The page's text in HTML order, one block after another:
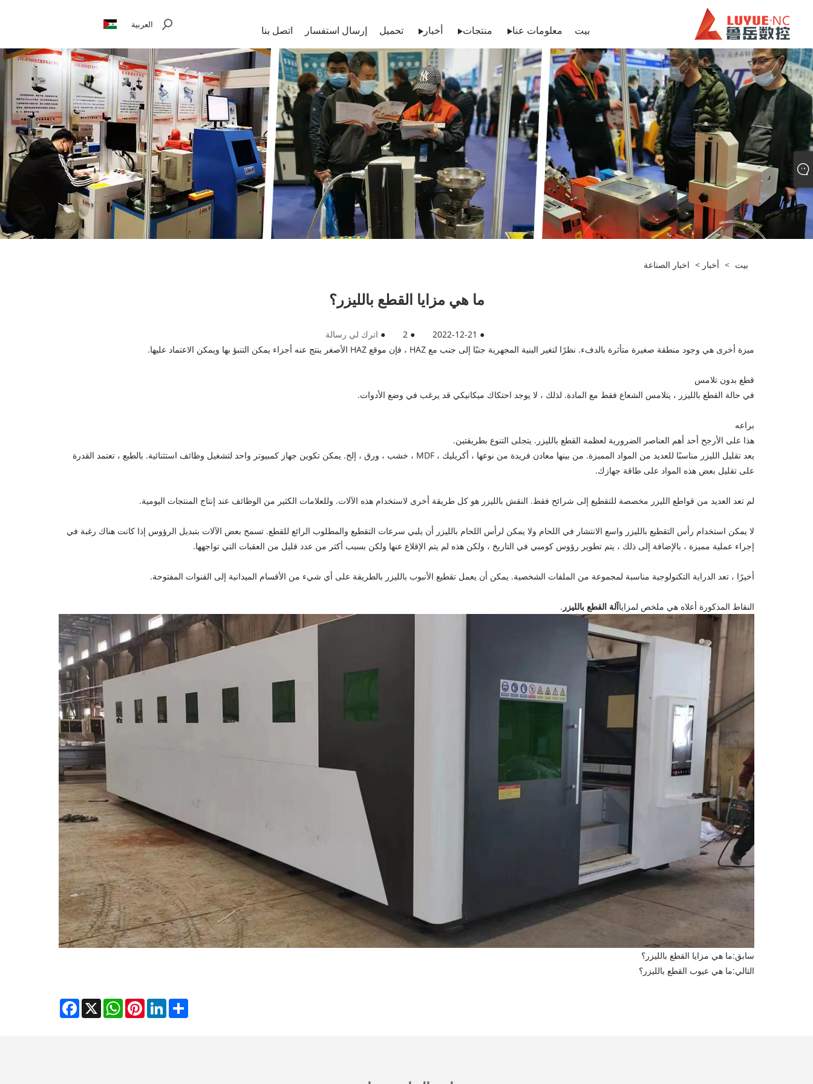
بيت معلومات عنا منتجات أخبار تحميل إرسال استفسار اتصل بنا العربية
بيت > أخبار > اخبار الصناعة
ما هي مزايا القطع بالليزر؟
●
2022-12-21
●
2
● اترك لي رسالة
ميزة أخرى هي وجود منطقة صغيرة متأثرة بالدفء. نظرًا لتغير البنية المجهرية جنبًا إلى جنب مع HAZ ، فإن موقع HAZ الأصغر ينتج عنه أجزاء يمكن التنبؤ بها ويمكن الاعتماد عليها.
قطع بدون تلامس
في حالة القطع بالليزر ، يتلامس الشعاع فقط مع المادة. لذلك ، لا يوجد احتكاك ميكانيكي قد يرغب في وضع الأدوات.
براعه
هذا على الأرجح أحد أهم العناصر الضرورية لعظمة القطع بالليزر. يتجلى التنوع بطريقتين.
يعد تقليل الليزر مناسبًا للعديد من المواد المميزة. من بينها معادن فريدة من نوعها ، أكريليك ، MDF ، خشب ، ورق ، إلخ. يمكن تكوين جهاز كمبيوتر واحد لتشغيل وظائف استثنائية. بالطبع ، تعتمد القدرة
على تقليل بعض هذه المواد على طاقة جهازك.
لم تعد العديد من قواطع الليزر مخصصة للتقطيع إلى شرائح فقط. النقش بالليزر هو كل طريقة أخرى لاستخدام هذه الآلات. وللعلامات الكثير من الوظائف عند إنتاج المنتجات اليومية.
لا يمكن استخدام رأس التقطيع بالليزر واسع الانتشار في اللحام ولا يمكن لرأس اللحام بالليزر أن يلبي سرعات التقطيع والمطلوب الرائع للقطع. تسمح بعض الآلات بتبديل الرؤوس إذا كانت هناك رغبة في
إجراء عملية مميزة ، بالإضافة إلى ذلك ، يتم تطوير رؤوس كومبي في التاريخ ، ولكن هذه لم يتم الإقلاع عنها ولكن بسبب أكثر من عدد قليل من العقبات التي تواجهها.
أخيرًا ، تعد الدراية التكنولوجية مناسبة لمجموعة من الملفات الشخصية. يمكن أن يعمل تقطيع الأنبوب بالليزر بالطريقة على أي شيء من الأقسام الميدانية إلى القنوات المفتوحة.
النقاط المذكورة أعلاه هي ملخص لمزاياآلة القطع بالليزر .
سابق:ما هي مزايا القطع بالليزر؟
التالي:ما هي عيوب القطع بالليزر؟
Facebook X
WhatsAppPinterestLinkedInShare